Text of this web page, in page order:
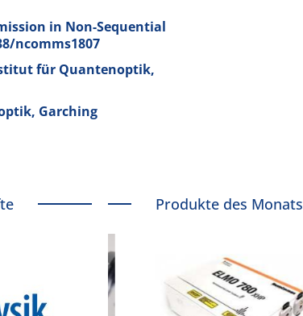
in Non-Sequential
ncomms1807
für Quantenoptik,
Garching
Produkte des Monats